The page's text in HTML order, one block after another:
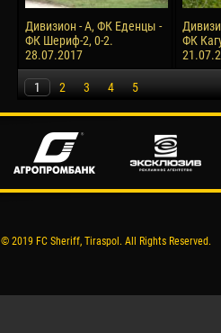
Дивизион - А, ФК Еденцы -
ФК Шериф-2, 0-2.
28.07.2017
ФК
1 2 3 4 5
© 2019 FC Sheriff, Tiraspol. All Rights Reserved.